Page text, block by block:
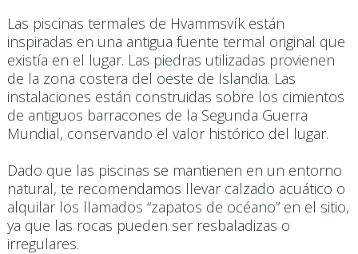
Las piscinas termales de Hvammsvík están
inspiradas en una antigua fuente termal original que
existía en el lugar. Las piedras utilizadas provienen
de la zona costera del oeste de Islandia. Las
instalaciones están construidas sobre los cimientos
de antiguos barracones de la Segunda Guerra
Mundial, conservando el valor histórico del lugar.
Dado que las piscinas se mantienen en un entorno
natural, te recomendamos llevar calzado acuático o
alquilar los llamados “zapatos de océano” en el sitio,
ya que las rocas pueden ser resbaladizas o
irregulares.